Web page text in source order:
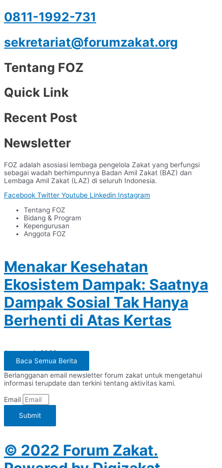
0811-1992-731
sekretariat@forumzakat.org
Tentang FOZ
Quick Link
Recent Post
Newsletter
FOZ adalah asosiasi lembaga pengelola Zakat yang berfungsi
sebagai wadah berhimpunnya Badan Amil Zakat (BAZ) dan
Lembaga Amil Zakat (LAZ) di seluruh Indonesia.
Facebook Twitter Youtube Linkedin Instagram
Tentang FOZ
Bidang & Program
Kepengurusan
Anggota FOZ
Menakar Kesehatan
Ekosistem Dampak: Saatnya
Dampak Sosial Tak Hanya
Berhenti di Atas Kertas
Agustus 4, 2026
Baca Semua Berita
Berlangganan email newsletter forum zakat untuk mengetahui
informasi terupdate dan terkini tentang aktivitas kami.
Email
Submit
© 2022 Forum Zakat.